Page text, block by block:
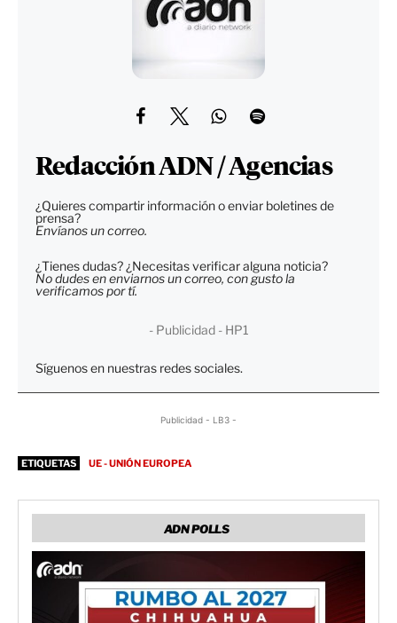
Redacción ADN / Agencias
¿Quieres compartir información o enviar boletines de
prensa?
Envíanos un correo.
¿Tienes dudas? ¿Necesitas verificar alguna noticia?
No dudes en enviarnos un correo, con gusto la
verificamos por tí.
- Publicidad - HP1
Síguenos en nuestras redes sociales.
Publicidad - LB3 -
ETIQUETAS UE - UNIÓN EUROPEA
ADN POLLS